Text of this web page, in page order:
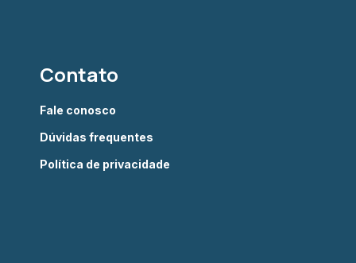
Contato
Fale conosco
Dúvidas frequentes
Política de privacidade